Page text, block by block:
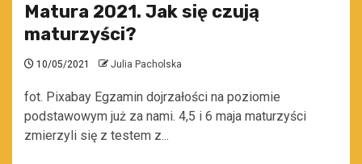
Matura 2021. Jak się czują
maturzyści?
10/05/2021 Julia Pacholska
fot. Pixabay Egzamin dojrzałości na poziomie
podstawowym już za nami. 4,5 i 6 maja maturzyści
zmierzyli się z testem z...